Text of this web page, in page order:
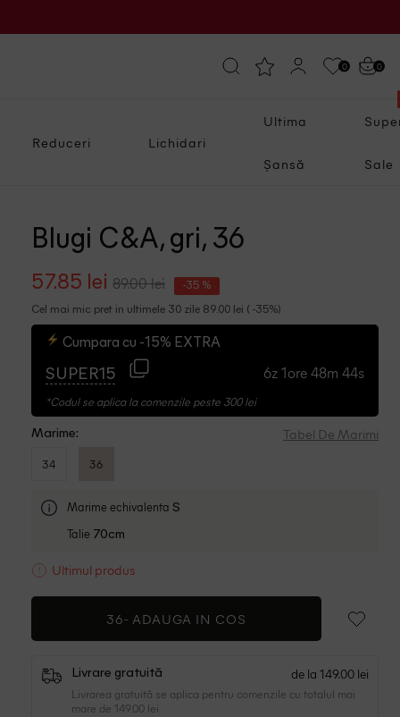
0 0
Reduceri Lichidari
Ultima
Șansă Sale
Blugi C&A, gri, 36
57.85 lei 89.00 lei -35 %
Cel mai mic pret in ultimele 30 zile 89.00 lei ( -35%)
Cumpara cu -15% EXTRA
SUPER15 6z 1ore 48m 43s
*Codul se aplica la comenzile peste 300 lei
Marime: Tabel De Marimi
34 36
Marime echivalenta S
Talie 70cm
Ultimul produs
36- ADAUGA IN COS
Livrare gratuită de la 149.00 lei
Livrarea gratuită se aplica pentru comenzile cu totalul mai
mare de 149.00 lei